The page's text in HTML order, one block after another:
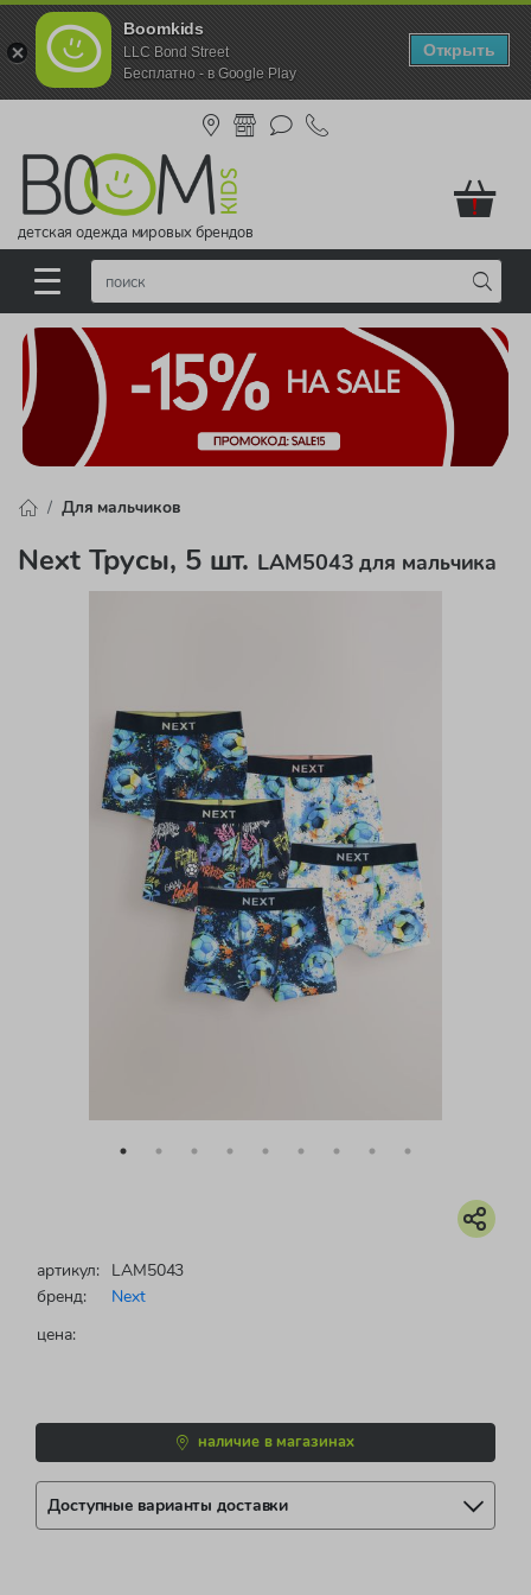
Boomkids
LLC Bond Street
Бесплатно - в Google Play
Открыть
детская одежда мировых брендов
!
Для мальчиков
Next Трусы, 5 шт. LAM5043 для мальчика
артикул: LAM5043
бренд:
Next
цена:
наличие в магазинах
Доступные варианты доставки